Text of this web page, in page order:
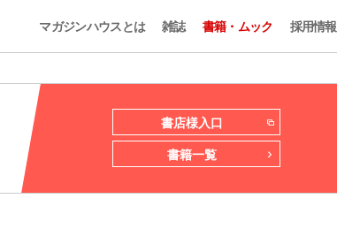
マガジンハウスとは 雑誌 書籍・ムック 採用情報
書店様入口
書籍一覧